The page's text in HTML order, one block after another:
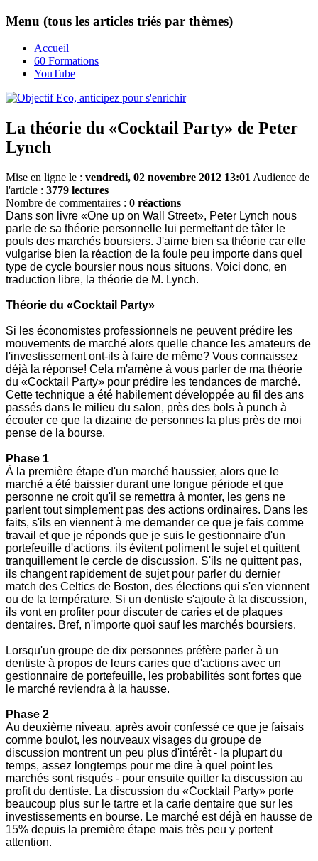
Menu (tous les articles triés par thèmes)
Accueil
60 Formations
YouTube
La théorie du «Cocktail Party» de Peter
Lynch
Mise en ligne le : vendredi, 02 novembre 2012 13:01 Audience de
l'article : 3779 lectures
Nombre de commentaires : 0 réactions
Dans son livre «One up on Wall Street», Peter Lynch nous
parle de sa théorie personnelle lui permettant de tâter le
pouls des marchés boursiers. J'aime bien sa théorie car elle
vulgarise bien la réaction de la foule peu importe dans quel
type de cycle boursier nous nous situons. Voici donc, en
traduction libre, la théorie de M. Lynch.
Théorie du «Cocktail Party»
Si les économistes professionnels ne peuvent prédire les
mouvements de marché alors quelle chance les amateurs de
l'investissement ont-ils à faire de même? Vous connaissez
déjà la réponse! Cela m'amène à vous parler de ma théorie
du «Cocktail Party» pour prédire les tendances de marché.
Cette technique a été habilement développée au fil des ans
passés dans le milieu du salon, près des bols à punch à
écouter ce que la dizaine de personnes la plus près de moi
pense de la bourse.
Phase 1
À la première étape d'un marché haussier, alors que le
marché a été baissier durant une longue période et que
personne ne croit qu'il se remettra à monter, les gens ne
parlent tout simplement pas des actions ordinaires. Dans les
faits, s'ils en viennent à me demander ce que je fais comme
travail et que je réponds que je suis le gestionnaire d'un
portefeuille d'actions, ils évitent poliment le sujet et quittent
tranquillement le cercle de discussion. S'ils ne quittent pas,
ils changent rapidement de sujet pour parler du dernier
match des Celtics de Boston, des élections qui s'en viennent
ou de la température. Si un dentiste s'ajoute à la discussion,
ils vont en profiter pour discuter de caries et de plaques
dentaires. Bref, n'importe quoi sauf les marchés boursiers.
Lorsqu'un groupe de dix personnes préfère parler à un
dentiste à propos de leurs caries que d'actions avec un
gestionnaire de portefeuille, les probabilités sont fortes que
le marché reviendra à la hausse.
Phase 2
Au deuxième niveau, après avoir confessé ce que je faisais
comme boulot, les nouveaux visages du groupe de
discussion montrent un peu plus d'intérêt - la plupart du
temps, assez longtemps pour me dire à quel point les
marchés sont risqués - pour ensuite quitter la discussion au
profit du dentiste. La discussion du «Cocktail Party» porte
beaucoup plus sur le tartre et la carie dentaire que sur les
investissements en bourse. Le marché est déjà en hausse de
15% depuis la première étape mais très peu y portent
attention.